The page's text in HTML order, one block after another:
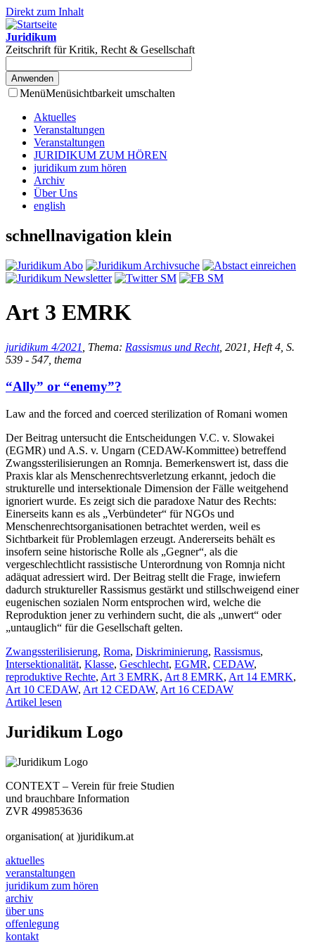
Direkt zum Inhalt
Juridikum
Zeitschrift für Kritik, Recht & Gesellschaft
MenüMenüsichtbarkeit umschalten
Aktuelles
Veranstaltungen
Veranstaltungen
JURIDIKUM ZUM HÖREN
juridikum zum hören
Archiv
Über Uns
english
schnellnavigation klein
Art 3 EMRK
juridikum 4/2021 , Thema: Rassismus und Recht, 2021, Heft 4, S.
539 - 547, thema
“Ally” or “enemy”?
Law and the forced and coerced sterilization of Romani women
Der Beitrag untersucht die Entscheidungen V.C. v. Slowakei
(EGMR) und A.S. v. Ungarn (CEDAW-Kommittee) betreffend
Zwangssterilisierungen an Romnja. Bemerkenswert ist, dass die
Praxis klar als Menschenrechtsverletzung erkannt, jedoch die
strukturelle und intersektionale Dimension der Fälle weitgehend
ignoriert wurde. Es zeigt sich die paradoxe Natur des Rechts:
Einerseits kann es als „Verbündeter“ für NGOs und
Menschenrechtsorganisationen betrachtet werden, weil es
Sichtbarkeit für Problemlagen erzeugt. Andererseits behält es
insofern seine historische Rolle als „Gegner“, als die
vergeschlechtlicht rassistische Unterordnung von Romnja nicht
adäquat adressiert wird. Der Beitrag stellt die Frage, inwiefern
dadurch struktureller Rassismus gestärkt und stillschweigend einer
eugenischen sozialen Norm entsprochen wird, welche die
Reproduktion jener zu verhindern sucht, die als „unwert“ oder
„untauglich“ für die Gesellschaft gelten.
Zwangssterilisierung, Roma, Diskriminierung, Rassismus,
Intersektionalität, Klasse, Geschlecht, EGMR, CEDAW,
reproduktive Rechte, Art 3 EMRK, Art 8 EMRK, Art 14 EMRK,
Art 10 CEDAW, Art 12 CEDAW, Art 16 CEDAW
Artikel lesen
Juridikum Logo
CONTEXT – Verein für freie Studien
und brauchbare Information
ZVR 499853636
organisation( at )juridikum.at
aktuelles
veranstaltungen
juridikum zum hören
archiv
über uns
offenlegung
kontakt